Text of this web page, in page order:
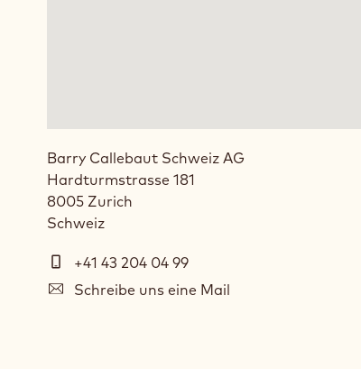
Barry Callebaut Schweiz AG
Hardturmstrasse 181
8005 Zurich
Schweiz
Telefon+41 43 204 04 99
E-
Schreibe uns eine Mail